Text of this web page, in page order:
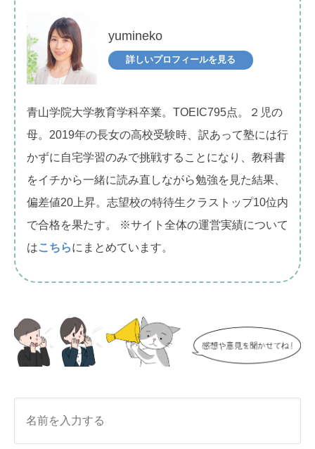
yumineko
詳しいプロフィールを見る
青山学院大学教育学科卒業。TOEIC795点。２児の
母。2019年の長女の高校受験時、訳あって塾には行
かずに自宅学習のみで挑戦することになり、教科書
をイチから一緒に読み直しながら勉強を見た結果、
偏差値20上昇。志望校の特待生クラストップ10位内
で合格を果たす。 ※サイト全体の運営実績について
はこちらにまとめています。